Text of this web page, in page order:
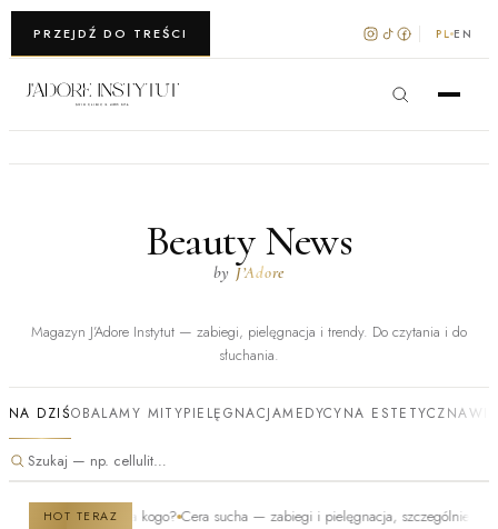
PRZEJDŹ DO TREŚCI
WARSZAWA · KRAKÓW PL EN
Beauty News
by J’Adore
Magazyn J’Adore Instytut — zabiegi, pielęgnacja i trendy. Do czytania i do
słuchania.
NA DZIŚOBALAMY MITYPIELĘGNACJAMEDYCYNA ESTETYCZNA
HOT TERAZ
i dla kogo? Cera sucha — zabiegi i pielęgnacja, szczególnie zimą Po